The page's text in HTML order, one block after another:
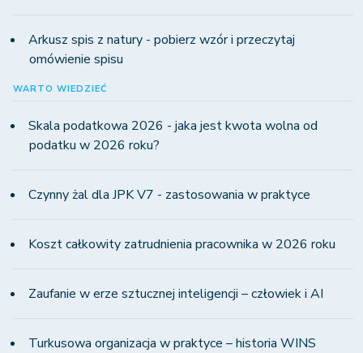
Arkusz spis z natury - pobierz wzór i przeczytaj
omówienie spisu
WARTO WIEDZIEĆ
Skala podatkowa 2026 - jaka jest kwota wolna od
podatku w 2026 roku?
Czynny żal dla JPK V7 - zastosowania w praktyce
Koszt całkowity zatrudnienia pracownika w 2026 roku
Zaufanie w erze sztucznej inteligencji – człowiek i AI
Turkusowa organizacja w praktyce – historia WINS